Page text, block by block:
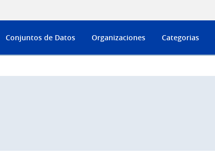
Conjuntos de Datos Organizaciones Categorias